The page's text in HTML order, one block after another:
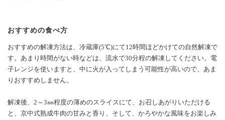
おすすめの食べ方
おすすめの解凍方法は、冷蔵庫(5℃)にて12時間ほどかけての自然解凍で
す。あまり時間がない時などは、流水で30分程の解凍してください。電
子レンジを使いますと、中に火が入ってしまう可能性が高いので、あま
りおすすめしません。
解凍後、2～3㎜程度の薄めのスライスにて、お召しあがりいただける
と、京中式熟成牛肉の甘みと香り、そして、かろやかな風味をお楽しみ